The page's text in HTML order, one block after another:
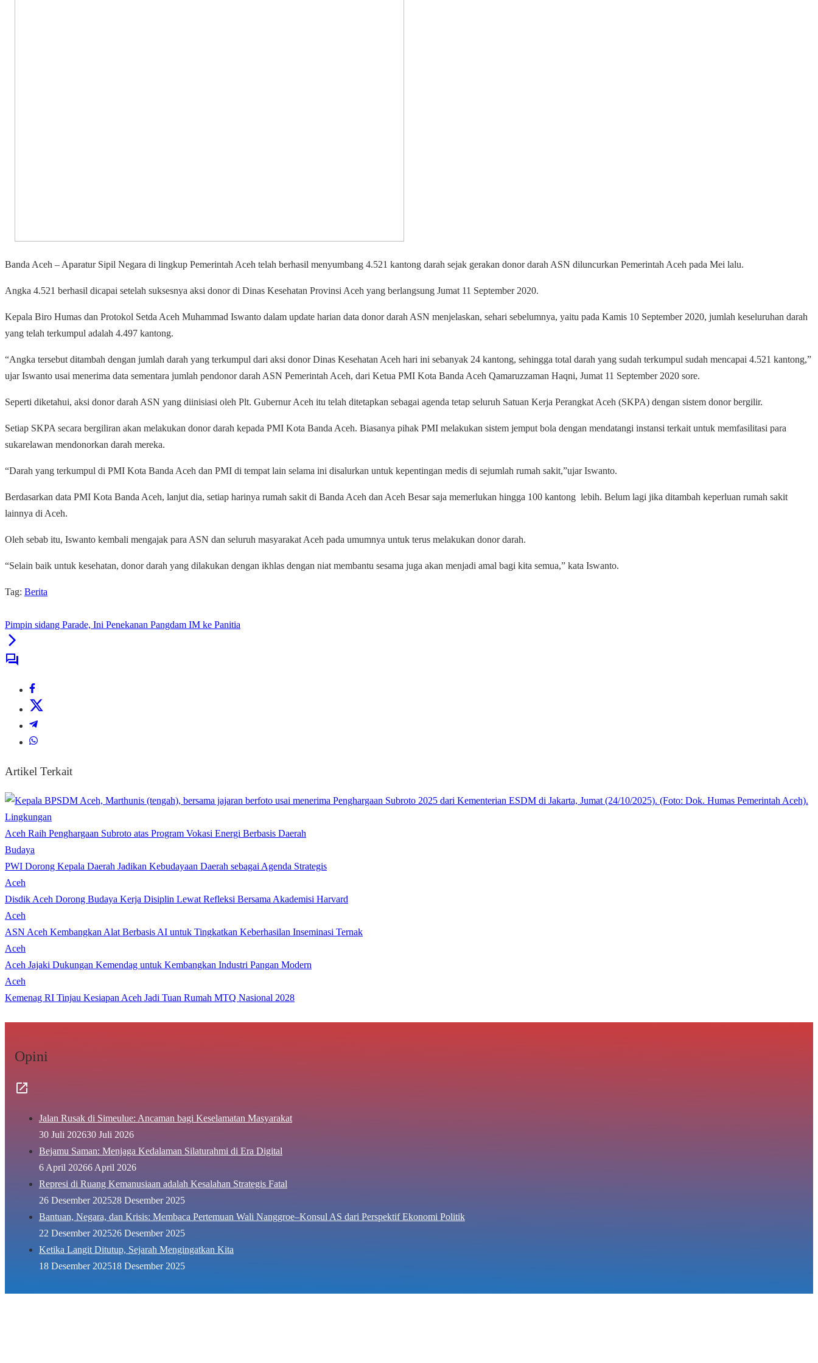
Banda Aceh – Aparatur Sipil Negara di lingkup Pemerintah Aceh telah berhasil menyumbang 4.521 kantong darah sejak gerakan donor darah ASN diluncurkan Pemerintah Aceh pada Mei lalu.
Angka 4.521 berhasil dicapai setelah suksesnya aksi donor di Dinas Kesehatan Provinsi Aceh yang berlangsung Jumat 11 September 2020.
Kepala Biro Humas dan Protokol Setda Aceh Muhammad Iswanto dalam update harian data donor darah ASN menjelaskan, sehari sebelumnya, yaitu pada Kamis 10 September 2020, jumlah keseluruhan darah
yang telah terkumpul adalah 4.497 kantong.
“Angka tersebut ditambah dengan jumlah darah yang terkumpul dari aksi donor Dinas Kesehatan Aceh hari ini sebanyak 24 kantong, sehingga total darah yang sudah terkumpul sudah mencapai 4.521 kantong,”
ujar Iswanto usai menerima data sementara jumlah pendonor darah ASN Pemerintah Aceh, dari Ketua PMI Kota Banda Aceh Qamaruzzaman Haqni, Jumat 11 September 2020 sore.
Seperti diketahui, aksi donor darah ASN yang diinisiasi oleh Plt. Gubernur Aceh itu telah ditetapkan sebagai agenda tetap seluruh Satuan Kerja Perangkat Aceh (SKPA) dengan sistem donor bergilir.
Setiap SKPA secara bergiliran akan melakukan donor darah kepada PMI Kota Banda Aceh. Biasanya pihak PMI melakukan sistem jemput bola dengan mendatangi instansi terkait untuk memfasilitasi para
sukarelawan mendonorkan darah mereka.
“Darah yang terkumpul di PMI Kota Banda Aceh dan PMI di tempat lain selama ini disalurkan untuk kepentingan medis di sejumlah rumah sakit,”ujar Iswanto.
Berdasarkan data PMI Kota Banda Aceh, lanjut dia, setiap harinya rumah sakit di Banda Aceh dan Aceh Besar saja memerlukan hingga 100 kantong lebih. Belum lagi jika ditambah keperluan rumah sakit
lainnya di Aceh.
Oleh sebab itu, Iswanto kembali mengajak para ASN dan seluruh masyarakat Aceh pada umumnya untuk terus melakukan donor darah.
“Selain baik untuk kesehatan, donor darah yang dilakukan dengan ikhlas dengan niat membantu sesama juga akan menjadi amal bagi kita semua,” kata Iswanto.
Tag: Berita
Pimpin sidang Parade, Ini Penekanan Pangdam IM ke Panitia
Artikel Terkait
Lingkungan
Aceh Raih Penghargaan Subroto atas Program Vokasi Energi Berbasis Daerah
Budaya
PWI Dorong Kepala Daerah Jadikan Kebudayaan Daerah sebagai Agenda Strategis
Aceh
Disdik Aceh Dorong Budaya Kerja Disiplin Lewat Refleksi Bersama Akademisi Harvard
Aceh
ASN Aceh Kembangkan Alat Berbasis AI untuk Tingkatkan Keberhasilan Inseminasi Ternak
Aceh
Aceh Jajaki Dukungan Kemendag untuk Kembangkan Industri Pangan Modern
Aceh
Kemenag RI Tinjau Kesiapan Aceh Jadi Tuan Rumah MTQ Nasional 2028
Opini
Jalan Rusak di Simeulue: Ancaman bagi Keselamatan Masyarakat
30 Juli 202630 Juli 2026
Bejamu Saman: Menjaga Kedalaman Silaturahmi di Era Digital
6 April 20266 April 2026
Represi di Ruang Kemanusiaan adalah Kesalahan Strategis Fatal
26 Desember 202528 Desember 2025
Bantuan, Negara, dan Krisis: Membaca Pertemuan Wali Nanggroe–Konsul AS dari Perspektif Ekonomi Politik
22 Desember 202526 Desember 2025
Ketika Langit Ditutup, Sejarah Mengingatkan Kita
18 Desember 202518 Desember 2025